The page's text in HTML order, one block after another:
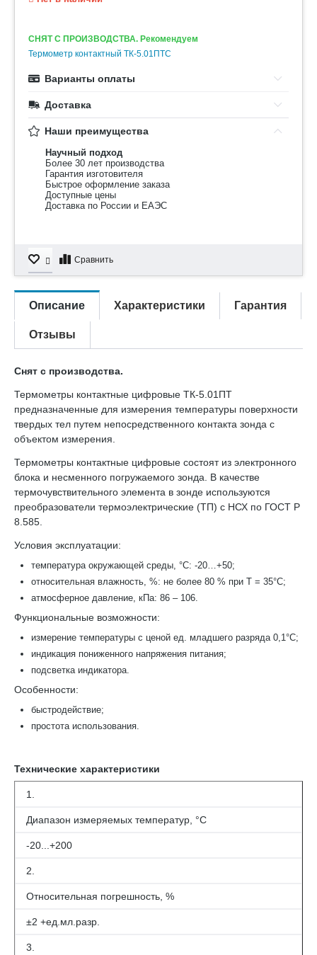
СНЯТ С ПРОИЗВОДСТВА. Рекомендуем
Термометр контактный ТК-5.01ПТС
Варианты оплаты
Доставка
Наши преимущества
Научный подход
Более 30 лет производства
Гарантия изготовителя
Быстрое оформление заказа
Доступные цены
Доставка по России и ЕАЭС
Сравнить
Описание Характеристики Гарантия
Отзывы
Снят с производства.
Термометры контактные цифровые ТК-5.01ПТ
предназначенные для измерения температуры поверхности
твердых тел путем непосредственного контакта зонда с
объектом измерения.
Термометры контактные цифровые состоят из электронного
блока и несменного погружаемого зонда. В качестве
термочувствительного элемента в зонде используются
преобразователи термоэлектрические (ТП) с НСХ по ГОСТ Р
8.585.
Условия эксплуатации:
температура окружающей среды, °С: -20…+50;
относительная влажность, %: не более 80 % при T = 35°С;
атмосферное давление, кПа: 86 – 106.
Функциональные возможности:
измерение температуры с ценой ед. младшего разряда 0,1°С;
индикация пониженного напряжения питания;
подсветка индикатора.
Особенности:
быстродействие;
простота использования.
Технические характеристики
1.
Диапазон измеряемых температур, °С
-20...+200
2.
Относительная погрешность, %
±2 +ед.мл.разр.
3.